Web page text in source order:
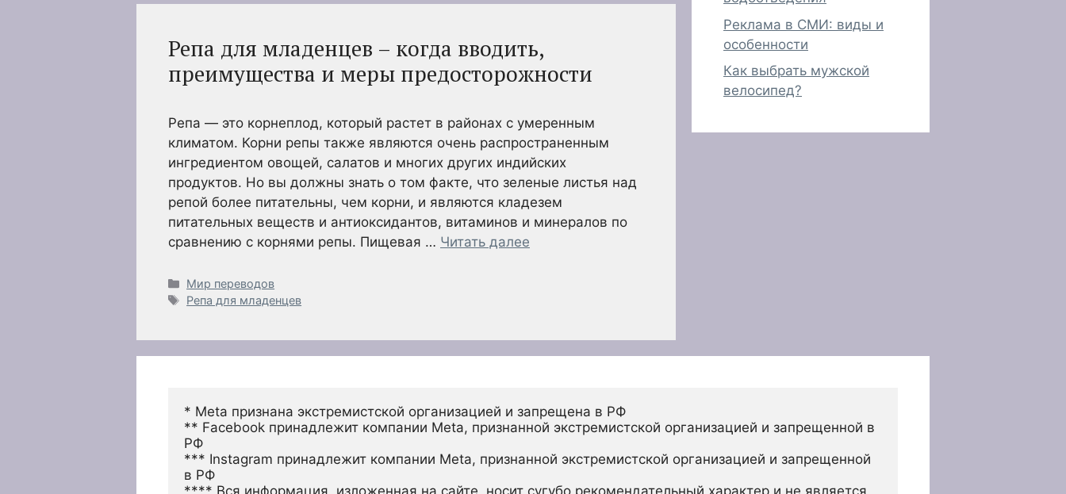
Репа для младенцев – когда вводить,
преимущества и меры предосторожности
Репа — это корнеплод, который растет в районах с умеренным
климатом. Корни репы также являются очень распространенным
ингредиентом овощей, салатов и многих других индийских
продуктов. Но вы должны знать о том факте, что зеленые листья над
репой более питательны, чем корни, и являются кладезем
питательных веществ и антиоксидантов, витаминов и минералов по
сравнению с корнями репы. Пищевая … Читать далее
Рубрики
Мир переводов
Метки
Репа для младенцев
Реклама в СМИ: виды и
особенности
Как выбрать мужской
велосипед?
* Meta признана экстремистской организацией и запрещена в РФ
** Facebook принадлежит компании Meta, признанной экстремистской организацией и запрещенной в
РФ
*** Instagram принадлежит компании Meta, признанной экстремистской организацией и запрещенной
в РФ
**** Вся информация, изложенная на сайте, носит сугубо рекомендательный характер и не является